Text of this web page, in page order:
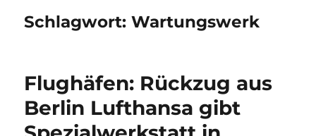
Schlagwort:Wartungswerk
Flughäfen: Rückzug aus
Berlin Lufthansa gibt